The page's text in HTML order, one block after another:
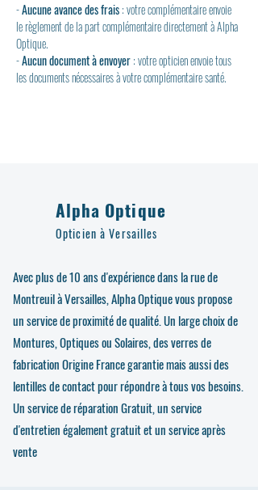
- Aucune avance des frais : votre complémentaire envoie
le règlement de la part complémentaire directement à Alpha
Optique.
- Aucun document à envoyer : votre opticien envoie tous
les documents nécessaires à votre complémentaire santé.
Alpha Optique
Opticien à Versailles
Avec plus de 10 ans d'expérience dans la rue de
Montreuil à Versailles, Alpha Optique vous propose
un service de proximité de qualité. Un large choix de
Montures, Optiques ou Solaires, des verres de
fabrication Origine France garantie mais aussi des
lentilles de contact pour répondre à tous vos besoins.
Un service de réparation Gratuit, un service
d'entretien également gratuit et un service après
vente